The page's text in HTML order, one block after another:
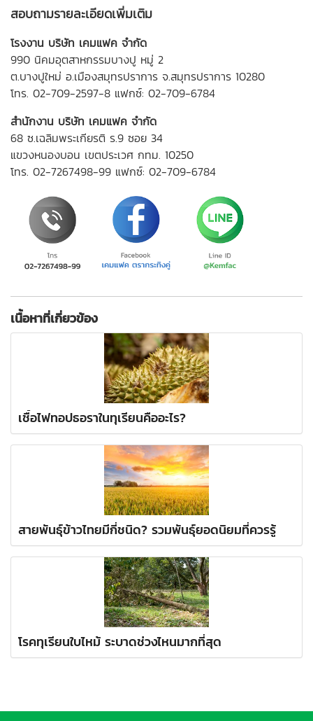
สอบถามรายละเอียดเพิ่มเติม
โรงงาน บริษัท เคมแฟค จำกัด
990 นิคมอุตสาหกรรมบางปู หมู่ 2
ต.บางปูใหม่ อ.เมืองสมุทรปราการ จ.สมุทรปราการ 10280
โทร. 02-709-2597-8 แฟกซ์: 02-709-6784
สำนักงาน บริษัท เคมแฟค จำกัด
68 ซ.เฉลิมพระเกียรติ ร.9 ซอย 34
แขวงหนองบอน เขตประเวศ กทม. 10250
โทร. 02-7267498-99 แฟกซ์: 02-709-6784
เนื้อหาที่เกี่ยวข้อง
เชื้อไฟทอปธอราในทุเรียนคืออะไร?
สายพันธุ์ข้าวไทยมีกี่ชนิด? รวมพันธุ์ยอดนิยมที่ควรรู้
โรคทุเรียนใบไหม้ ระบาดช่วงไหนมากที่สุด